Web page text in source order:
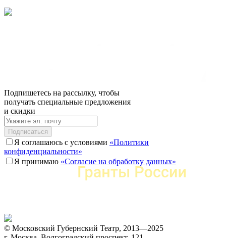
Подпишетесь на рассылку, чтобы
получать специальные предложения
и скидки
Подписаться
Я соглашаюсь с условиями «Политики
конфиденциальности»
Я принимаю «Согласие на обработку данных»
© Московский Губернский Театр, 2013—2025